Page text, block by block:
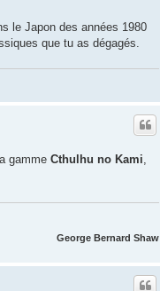
le Japon des années 1980
que tu as dégagés.
gamme Cthulhu no Kami,
George Bernard Shaw